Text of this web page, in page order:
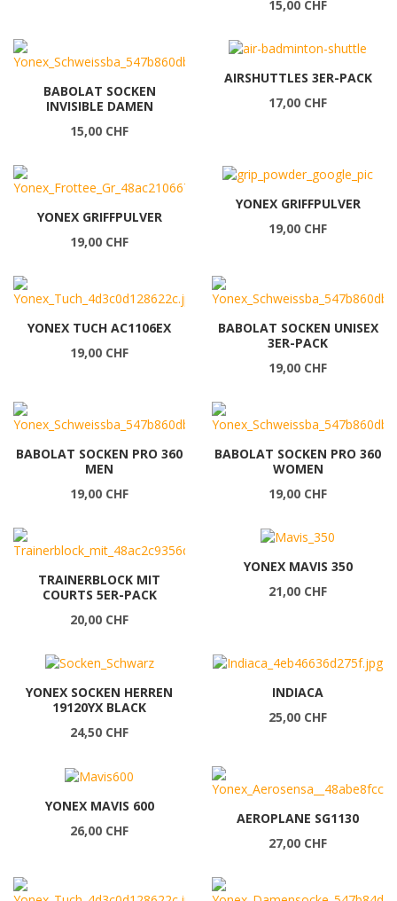
15,00 CHF
BABOLAT SOCKEN
INVISIBLE DAMEN
15,00 CHF
AIRSHUTTLES 3ER-PACK
17,00 CHF
YONEX GRIFFPULVER
19,00 CHF
YONEX GRIFFPULVER
19,00 CHF
YONEX TUCH AC1106EX
19,00 CHF
BABOLAT SOCKEN UNISEX
3ER-PACK
19,00 CHF
BABOLAT SOCKEN PRO 360
MEN
19,00 CHF
BABOLAT SOCKEN PRO 360
WOMEN
19,00 CHF
TRAINERBLOCK MIT
COURTS 5ER-PACK
20,00 CHF
YONEX MAVIS 350
21,00 CHF
YONEX SOCKEN HERREN
19120YX BLACK
24,50 CHF
INDIACA
25,00 CHF
YONEX MAVIS 600
26,00 CHF
AEROPLANE SG1130
27,00 CHF